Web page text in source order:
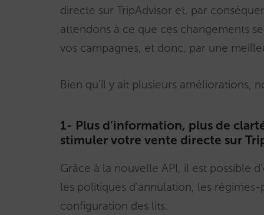
directe sur TripAdvisor et, par
attendons à ce que ces changements
vos campagnes, et donc, par une
Bien qu’il y ait plusieurs améliorations,
1- Plus d’information, plus de
stimuler votre vente directe sur
Grâce à la nouvelle API, il est possible
les politiques d’annulation, les
configuration des lits.